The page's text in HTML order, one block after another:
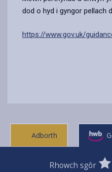
dod o hyd i gyngor pellach
https://www.gov.uk/
Adborth
Rhowch sgôr
0 1